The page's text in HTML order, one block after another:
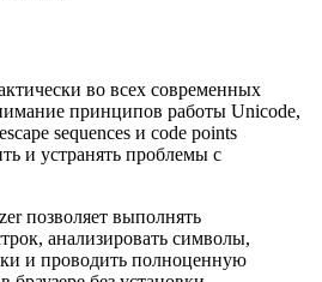
во всех современных
принципов работы Unicode,
sequences и code points
и устранять проблемы с
позволяет выполнять
анализировать символы,
и проводить полноценную